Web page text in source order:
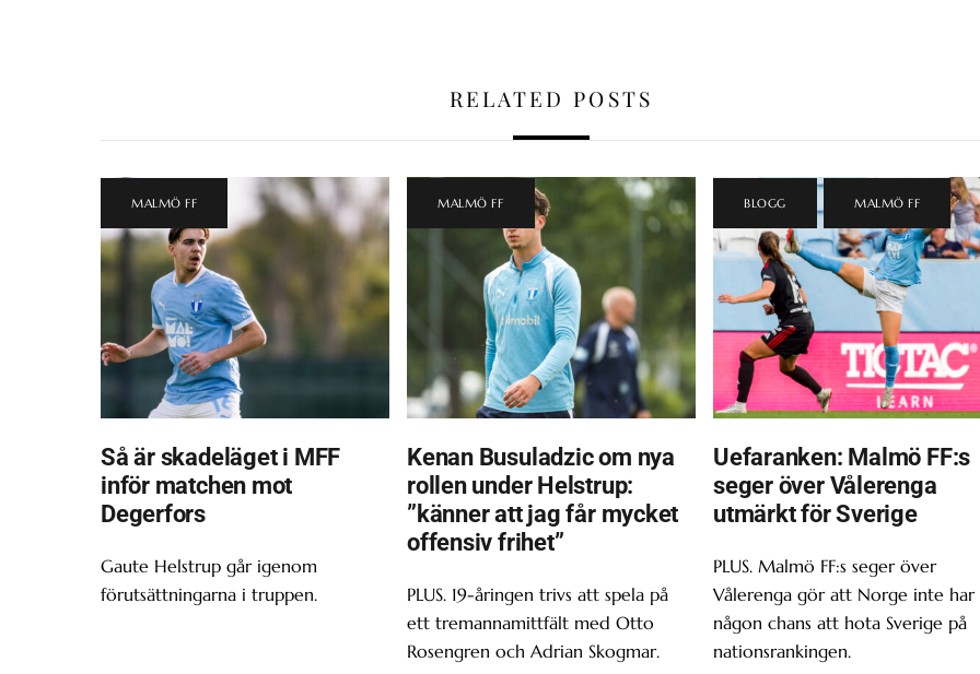
RELATED POSTS
MALMÖ FF
Så är skadeläget i MFF
inför matchen mot
Degerfors
Gaute Helstrup går igenom
förutsättningarna i truppen.
MALMÖ FF
Kenan Busuladzic om nya
rollen under Helstrup:
”känner att jag får mycket
offensiv frihet”
PLUS. 19-åringen trivs att spela på
ett tremannamittfält med Otto
Rosengren och Adrian Skogmar.
BLOGG MALMÖ FF
Uefaranken: Malmö FF:s
seger över Vålerenga
utmärkt för Sverige
PLUS. Malmö FF:s seger över
Vålerenga gör att Norge inte har
någon chans att hota Sverige på
nationsrankingen.